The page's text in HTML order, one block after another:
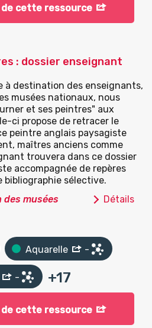
de cette ressource
: dossier enseignant
à destination des enseignants,
musées nationaux, nous
et ses peintres" aux
ci propose de retracer le
peintre anglais paysagiste
maîtres anciens comme
trouvera dans ce dossier
accompagnée de repères
sélective.
des musées
Détails
Aquarelle -
- +17
de cette ressource